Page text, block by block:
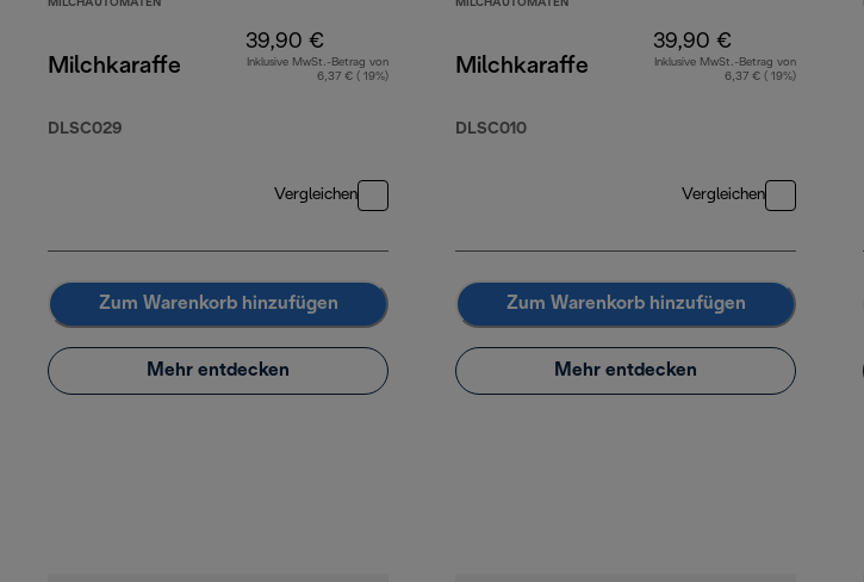
MILCHAUTOMATEN
Milchkaraffe
DLSC029
39,90 €
Inklusive MwSt.-Betrag von
6,37 € ( 19%)
Vergleichen
Zum Warenkorb hinzufügen
Mehr entdecken
MILCHAUTOMATEN
Milchkaraffe
DLSC010
39,90 €
Inklusive MwSt.-Betrag von
6,37 € ( 19%)
Vergleichen
Zum Warenkorb hinzufügen
Mehr entdecken